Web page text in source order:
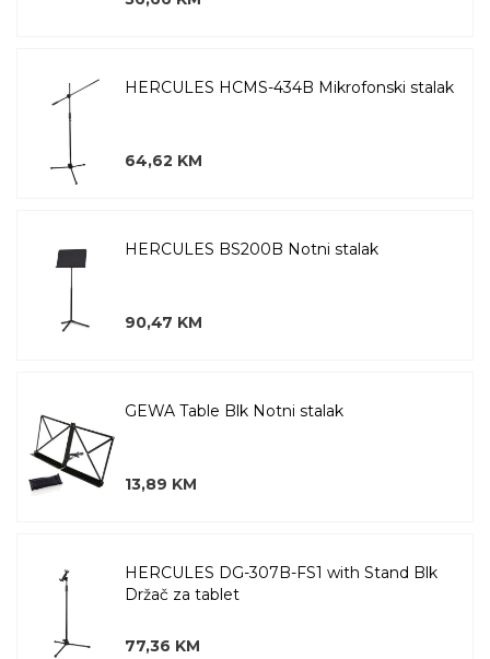
HERCULES HCMS-434B Mikrofonski stalak
64,62 KM
HERCULES BS200B Notni stalak
90,47 KM
GEWA Table Blk Notni stalak
13,89 KM
HERCULES DG-307B-FS1 with Stand Blk
Držač za tablet
77,36 KM